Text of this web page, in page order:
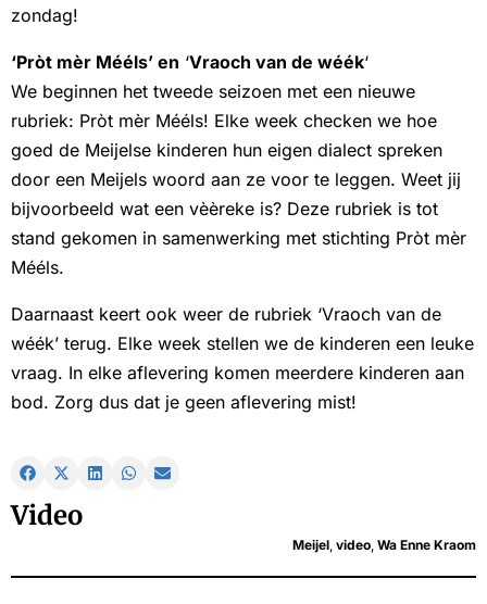
zondag!
‘Pròt mèr Mééls’ en ‘Vraoch van de wéék‘
We beginnen het tweede seizoen met een nieuwe
rubriek: Pròt mèr Mééls! Elke week checken we hoe
goed de Meijelse kinderen hun eigen dialect spreken
door een Meijels woord aan ze voor te leggen. Weet jij
bijvoorbeeld wat een vèèreke is? Deze rubriek is tot
stand gekomen in samenwerking met stichting Pròt mèr
Mééls.
Daarnaast keert ook weer de rubriek ‘Vraoch van de
wéék’ terug. Elke week stellen we de kinderen een leuke
vraag. In elke aflevering komen meerdere kinderen aan
bod. Zorg dus dat je geen aflevering mist!
Video
Meijel video Wa Enne Kraom